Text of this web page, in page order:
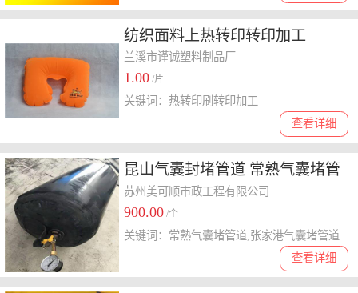
纺织面料上热转印转印加工
兰溪市谨诚塑料制品厂
1.00 /片
查看详细
关键词：热转印刷转印加工
昆山气囊封堵管道 常熟气囊堵管
道 张家港气囊堵管道
苏州美可顺市政工程有限公司
900.00 /个
查看详细
关键词：常熟气囊堵管道,张家港气囊堵管道